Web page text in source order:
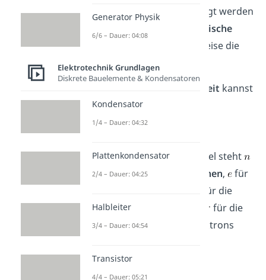
unendlich lang beschleunigt werden
spezifische
beziehungsweise die
elektrische Leitfähigkeit
Leitfähigkeit kannst
du im Metall nun auch mit
berechnen. In dieser Formel steht
für die Anzahl der
Elektronen, für
für die
Masse des Elektrons und
für die
mittlere Flugzeit eines Elektrons
Generator Physik
6/6 – Dauer: 04:08
Elektrotechnik Grundlagen
Diskrete Bauelemente & Kondensatoren
Kondensator
1/4 – Dauer: 04:32
Plattenkondensator
2/4 – Dauer: 04:25
Halbleiter
3/4 – Dauer: 04:54
Transistor
4/4 – Dauer: 05:21